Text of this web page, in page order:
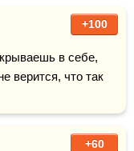
+100
в себе,
верится, что так
+60